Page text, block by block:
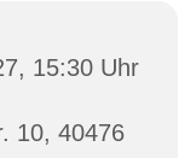
15:30 Uhr
10, 40476